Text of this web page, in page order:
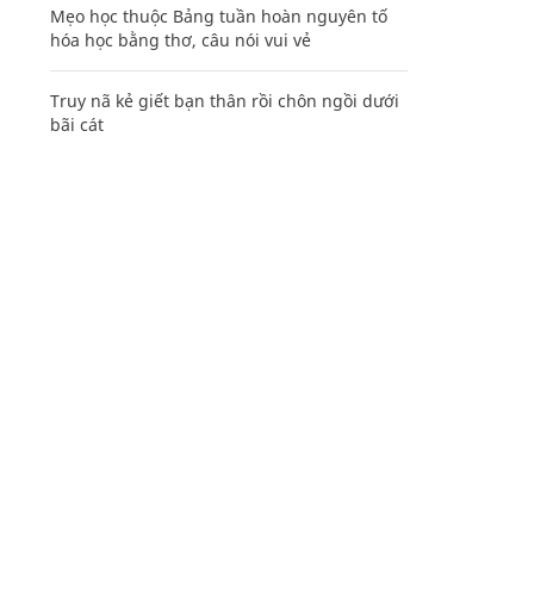
Mẹo học thuộc Bảng tuần hoàn nguyên tố
hóa học bằng thơ, câu nói vui vẻ
Truy nã kẻ giết bạn thân rồi chôn ngồi dưới
bãi cát